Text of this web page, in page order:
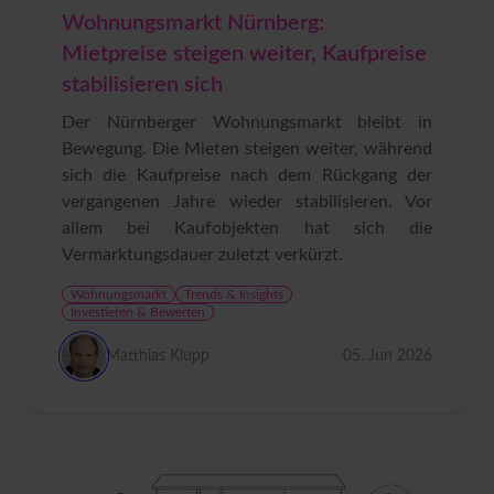
Wohnungsmarkt Nürnberg:
Mietpreise steigen weiter, Kaufpreise
stabilisieren sich
Der Nürnberger Wohnungsmarkt bleibt in
Bewegung. Die Mieten steigen weiter, während
sich die Kaufpreise nach dem Rückgang der
vergangenen Jahre wieder stabilisieren. Vor
allem bei Kaufobjekten hat sich die
Vermarktungsdauer zuletzt verkürzt.
Wohnungsmarkt
Trends & Insights
Investieren & Bewerten
Matthias Klupp 05. Jun 2026